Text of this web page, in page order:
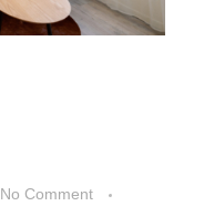
No Comment